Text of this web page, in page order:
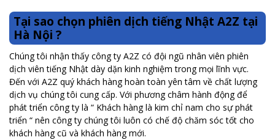
Tại sao chọn phiên dịch tiếng Nhật A2Z tại
Hà Nội ?
Chúng tôi nhận thấy công ty A2Z có đội ngũ nhân viên phiên
dịch viên tiếng Nhật dày dặn kinh nghiệm trong mọi lĩnh vực.
Đến với A2Z quý khách hàng hoàn toàn yên tâm về chất lượng
dịch vụ chúng tôi cung cấp. Với phương châm hành động để
phát triển công ty là “ Khách hàng là kim chỉ nam cho sự phát
triển “ nên công ty chúng tôi luôn có chế độ chăm sóc tốt cho
khách hàng cũ và khách hàng mới.